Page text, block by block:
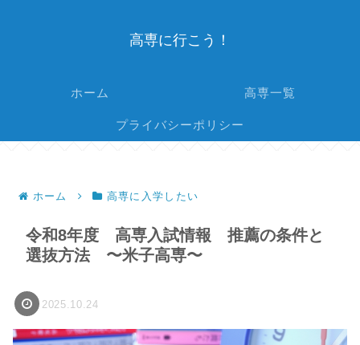
高専に行こう！
ホーム 高専一覧
プライバシーポリシー
ホーム 高専に入学したい
令和8年度 高専入試情報 推薦の条件と
選抜方法 〜米子高専〜
2025.10.24